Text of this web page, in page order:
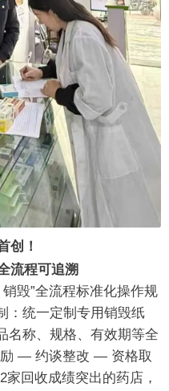
创！
流程可追溯
”全流程标准化操作规
：统一定制专用销毁纸
名称、规格、有效期等全
励 — 约谈整改 — 资格取
回收成绩突出的药店，